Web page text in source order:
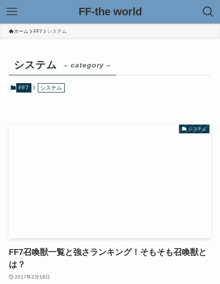
FF-the world
ホーム FF7 システム
システム – category –
FF7 システム
システム
FF7召喚獣一覧と強さランキング！そもそも召喚獣と
は？
2017年2月19日